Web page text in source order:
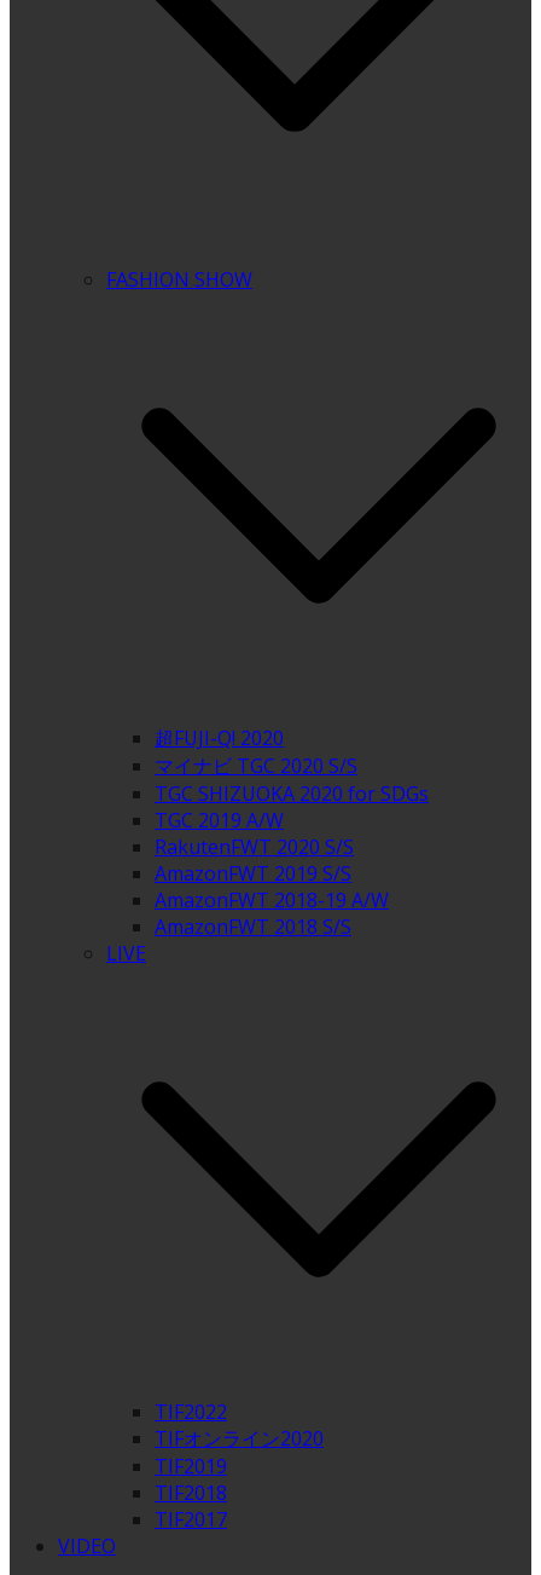
FASHION SHOW
超FUJI-Q! 2020
マイナビ TGC 2020 S/S
TGC SHIZUOKA 2020 for SDGs
TGC 2019 A/W
RakutenFWT 2020 S/S
AmazonFWT 2019 S/S
AmazonFWT 2018-19 A/W
AmazonFWT 2018 S/S
LIVE
TIF2022
TIFオンライン2020
TIF2019
TIF2018
TIF2017
VIDEO